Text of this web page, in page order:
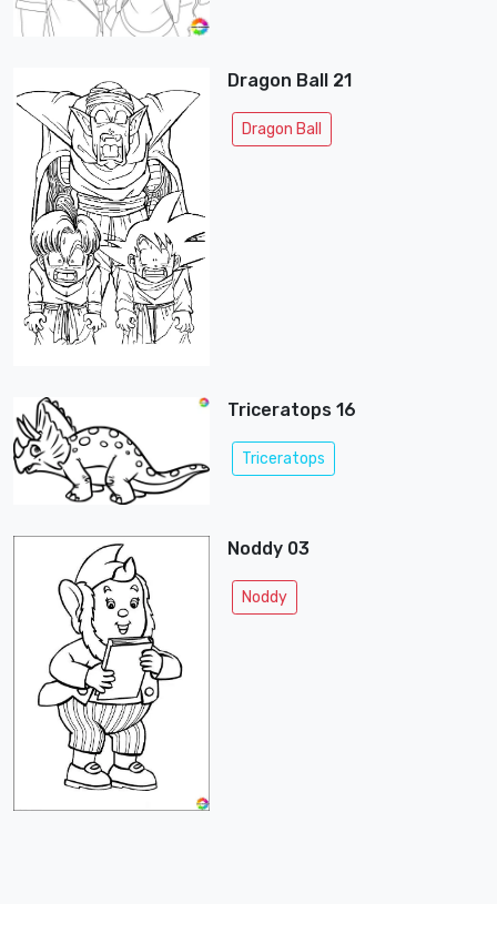
Dragon Ball 21
Dragon Ball
Triceratops 16
Triceratops
Noddy 03
Noddy